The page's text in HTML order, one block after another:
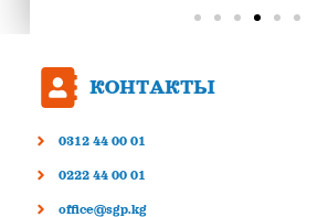
КОНТАКТЫ
0312 44 00 01
0222 44 00 01
office@sgp.kg